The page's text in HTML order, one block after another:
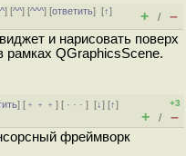
^] [^^] [^^^] [ответить][↑]
+ / –
и нарисовать поверх
рамках QGraphicsScene.
] [ ﹢﹢﹢] [ · · ·][↓] [↑]
+3
+ / –
фреймворк